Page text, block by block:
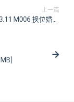
上一篇
M006 换位婚礼